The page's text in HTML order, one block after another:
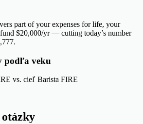
part of your expenses for life, your
$20,000/yr — cutting today’s number
podľa veku
vs. cieľ Barista FIRE
otázky